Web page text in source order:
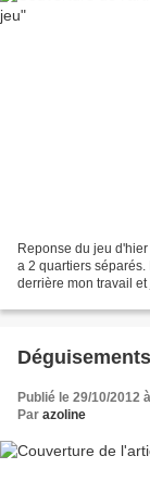
Reponse du jeu
a 2 quartiers
derrière mon travail
Publié le 29/10/2012
Par azoline